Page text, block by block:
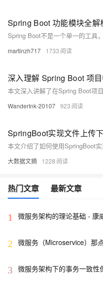
martinzh717 1733
深入理解 Spring Boot 项
WanderInk-20107 923
SpringBoot实现文件上传
大数据文摘 1228
热门文章 最新文章
1 微服务架构的理论基础 - 康
2 微服务（Microservice）那
3 微服务架构下的事务一致性